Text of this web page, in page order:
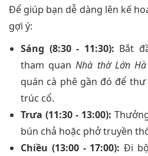
Để giúp bạn dễ dàng lên kế
gợi ý:
Sáng (8:30 - 11:30): Bắt
tham quanNhà thờ Lớn
quán cà phê gần đó để
trúc cổ.
Trưa (11:30 - 13:00):
bún chả hoặc phở truyền
Chiều (13:00 - 17:00): Đi